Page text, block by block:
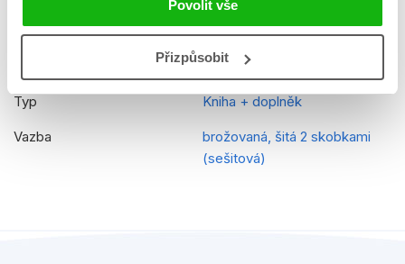
Povolit vše
Přizpůsobit
Věk od 5
Vybarvuj, čti si, nalepuj
Typ Kniha + doplněk
Vazba
brožovaná, šitá 2 skobkami
(sešitová)